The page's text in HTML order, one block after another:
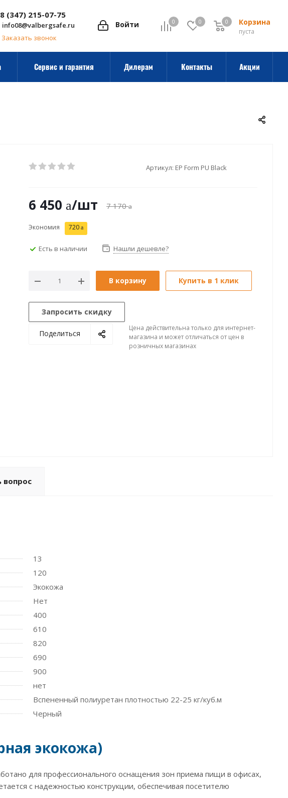
0 0 Корзина
0
пуста
0
Войти
8 (347) 215-07-75
info08@valbergsafe.ru
Заказать звонок
Сервис и гарантия Дилерам Контакты Акции
Артикул: EP Form PU Black
6 450 /шт 7 170
Экономия 720
Есть в наличии Нашли дешевле?
В корзину Купить в 1 клик
Запросить скидку
Поделиться
Цена действительна только для интернет-
магазина и может отличаться от цен в
розничных магазинах
вопрос
13
120
Экокожа
Нет
400
610
820
690
900
нет
Вспененный полиуретан плотностью 22-25 кг/куб.м
Черный
экокожа)
для профессионального оснащения зон приема пищи в офисах,
с надежностью конструкции, обеспечивая посетителю